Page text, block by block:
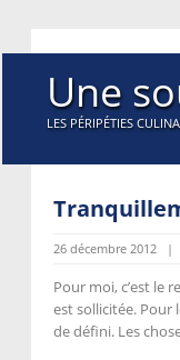
Une
LES PÉRIPÉTIES
26 décembre 2012 |
Pour moi, c’est le
est sollicitée. Pour
de défini. Les